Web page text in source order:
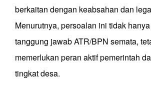
berkaitan dengan keabsahan dan
Menurutnya, persoalan ini tidak
tanggung jawab ATR/BPN semata,
memerlukan peran aktif pemerintah
tingkat desa.